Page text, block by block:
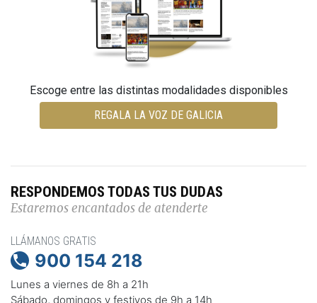
Escoge entre las distintas modalidades disponibles
REGALA LA VOZ DE GALICIA
RESPONDEMOS TODAS TUS DUDAS
Estaremos encantados de atenderte
LLÁMANOS GRATIS
 900 154 218
Lunes a viernes de 8h a 21h
Sábado, domingos y festivos de 9h a 14h